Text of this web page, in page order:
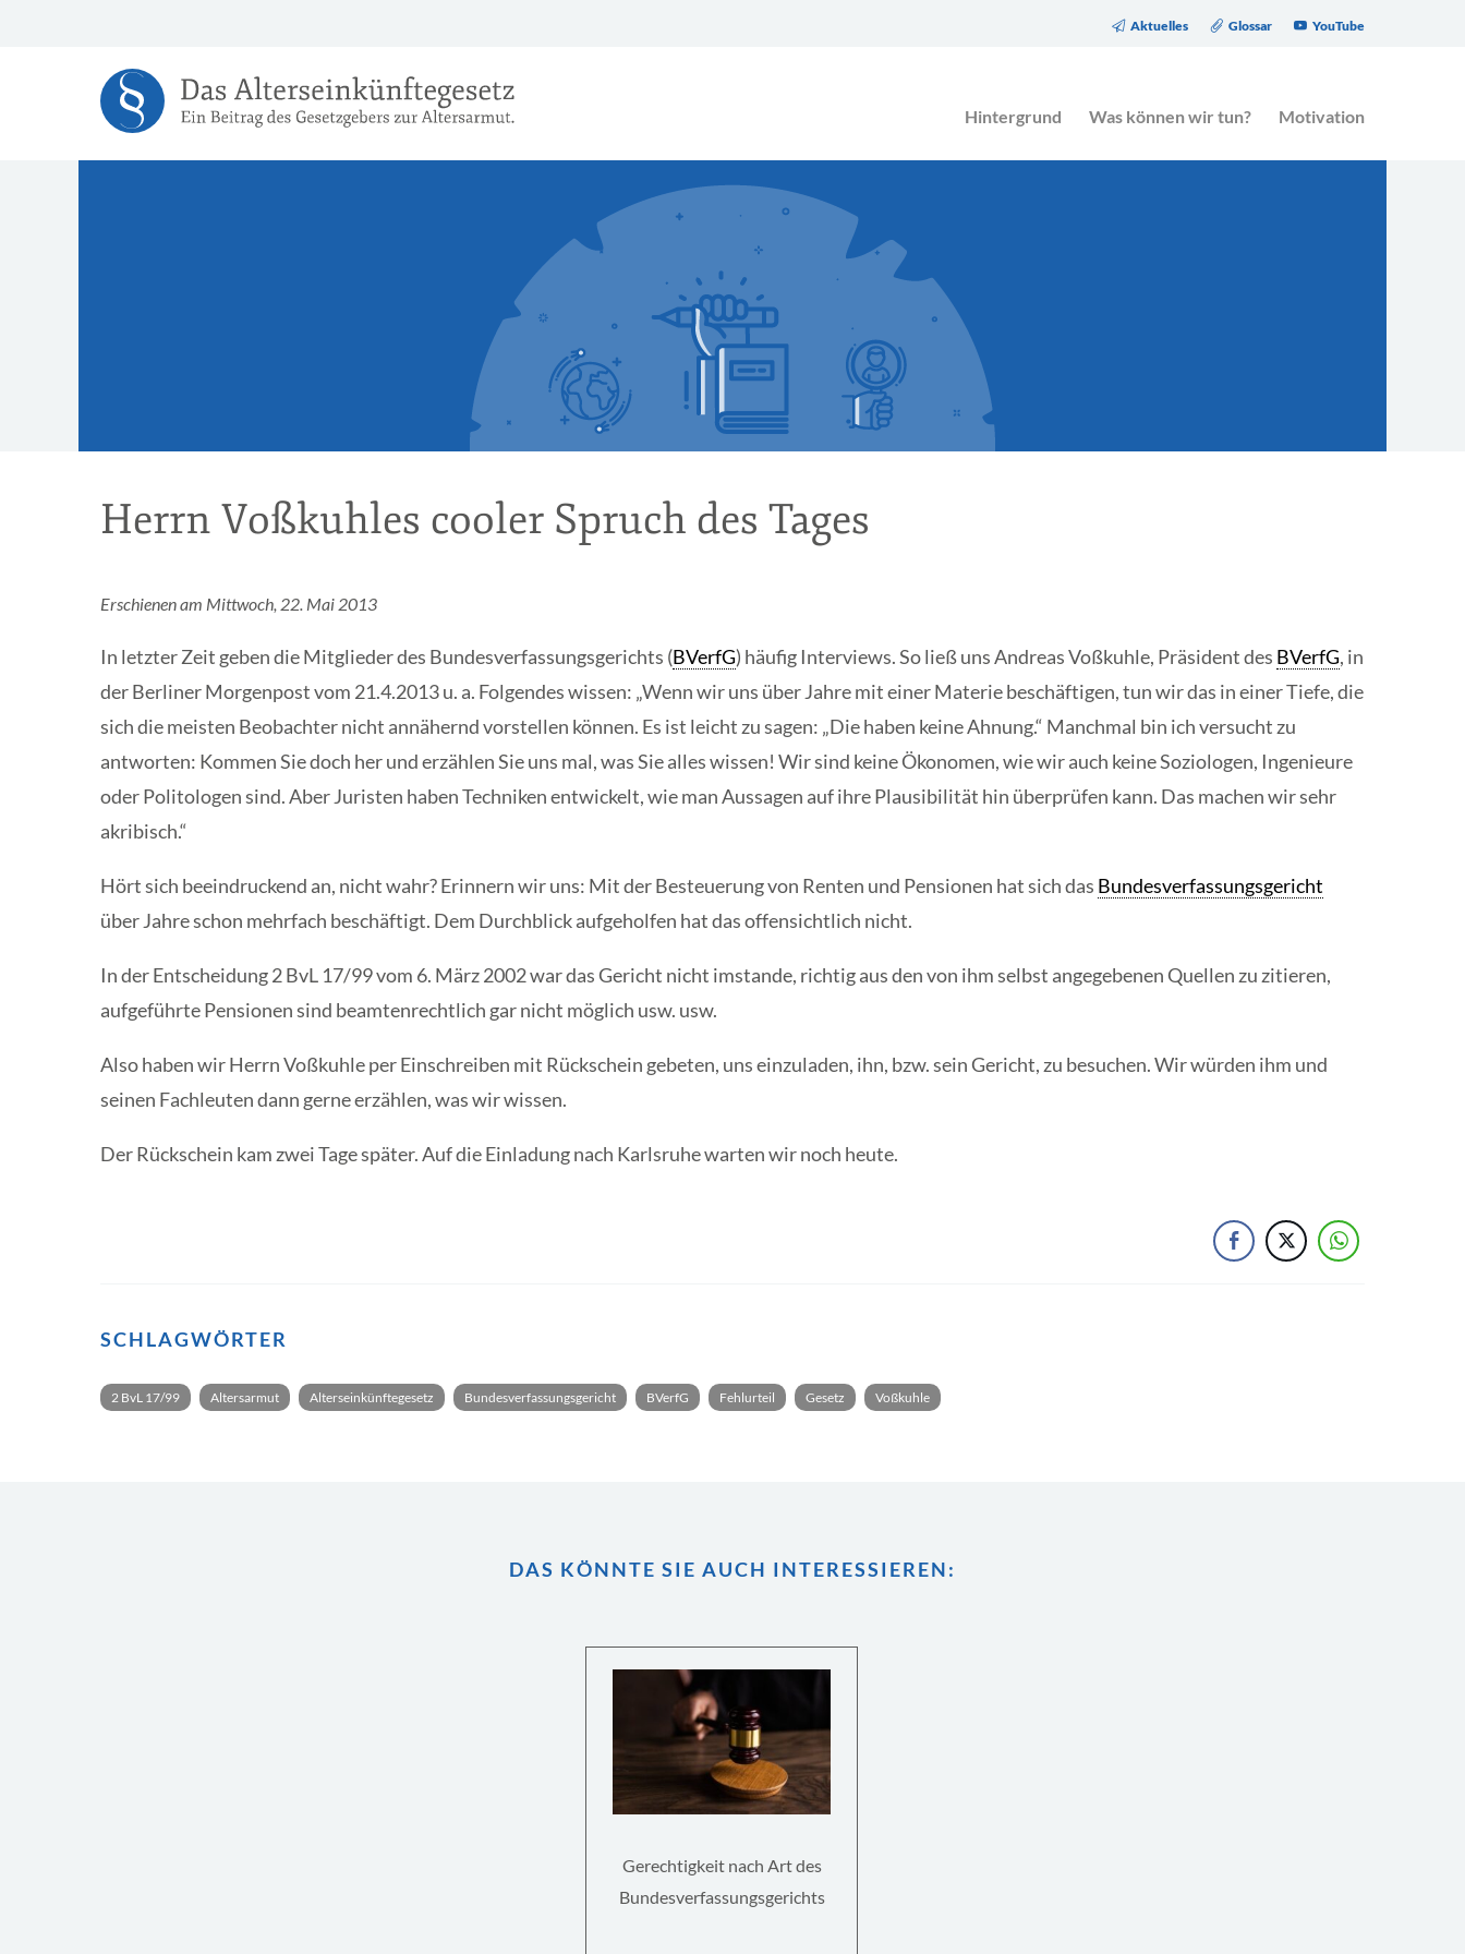
YouTube
Glossar
Aktuelles
Hintergrund Was können wir tun? Motivation
Herrn Voßkuhles cooler Spruch des Tages
Erschienen am Mittwoch, 22. Mai 2013
In letzter Zeit geben die Mitglieder des Bundesverfassungsgerichts (BVerfG) häufig Interviews. So ließ uns Andreas Voßkuhle, Präsident des BVerfG, in
der Berliner Morgenpost vom 21.4.2013 u. a. Folgendes wissen: „Wenn wir uns über Jahre mit einer Materie beschäftigen, tun wir das in einer Tiefe, die
sich die meisten Beobachter nicht annähernd vorstellen können. Es ist leicht zu sagen: „Die haben keine Ahnung.“ Manchmal bin ich versucht zu
antworten: Kommen Sie doch her und erzählen Sie uns mal, was Sie alles wissen! Wir sind keine Ökonomen, wie wir auch keine Soziologen, Ingenieure
oder Politologen sind. Aber Juristen haben Techniken entwickelt, wie man Aussagen auf ihre Plausibilität hin überprüfen kann. Das machen wir sehr
akribisch.“
Hört sich beeindruckend an, nicht wahr? Erinnern wir uns: Mit der Besteuerung von Renten und Pensionen hat sich das Bundesverfassungsgericht
über Jahre schon mehrfach beschäftigt. Dem Durchblick aufgeholfen hat das offensichtlich nicht.
In der Entscheidung 2 BvL 17/99 vom 6. März 2002 war das Gericht nicht imstande, richtig aus den von ihm selbst angegebenen Quellen zu zitieren,
aufgeführte Pensionen sind beamtenrechtlich gar nicht möglich usw. usw.
Also haben wir Herrn Voßkuhle per Einschreiben mit Rückschein gebeten, uns einzuladen, ihn, bzw. sein Gericht, zu besuchen. Wir würden ihm und
seinen Fachleuten dann gerne erzählen, was wir wissen.
Der Rückschein kam zwei Tage später. Auf die Einladung nach Karlsruhe warten wir noch heute.
SCHLAGWÖRTER
2 BvL 17/99 Altersarmut Alterseinkünftegesetz Bundesverfassungsgericht BVerfG Fehlurteil Gesetz Voßkuhle
DAS KÖNNTE SIE AUCH INTERESSIEREN:
Gerechtigkeit nach Art des
Bundesverfassungsgerichts